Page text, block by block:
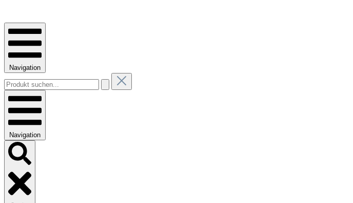
Navigation
Navigation